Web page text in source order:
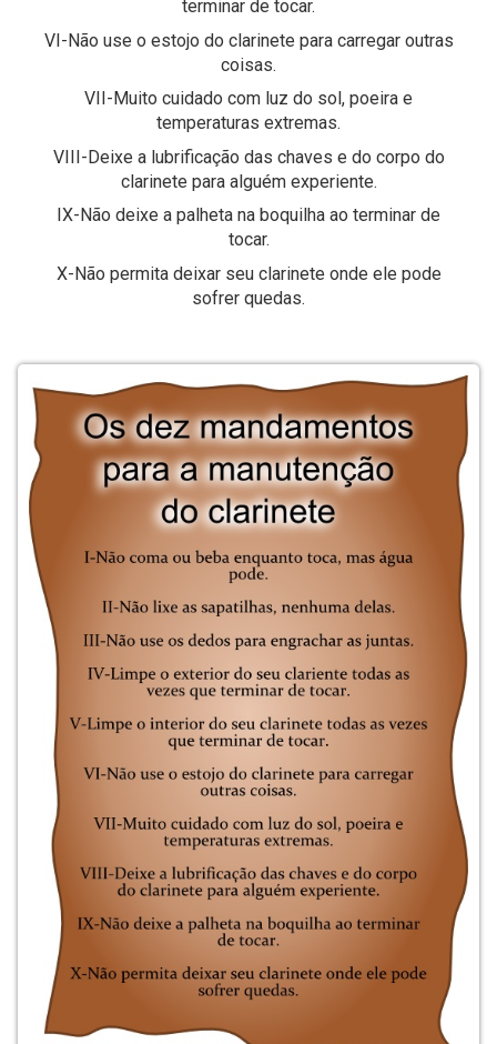
terminar de tocar.
VI-Não use o estojo do clarinete para carregar outras
coisas.
VII-Muito cuidado com luz do sol, poeira e
temperaturas extremas.
VIII-Deixe a lubrificação das chaves e do corpo do
clarinete para alguém experiente.
IX-Não deixe a palheta na boquilha ao terminar de
tocar.
X-Não permita deixar seu clarinete onde ele pode
sofrer quedas.